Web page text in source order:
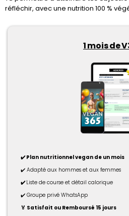
réfléchir, avec une nutrition 100 %
1 mois de
✔️ Plan nutritionnel vegan de un mois
✔️ Adapté aux hommes et aux femmes
✔️Liste de course et détail calorique
✔️ Groupe privé WhatsApp
🏅 Satisfait ou Remboursé 15 jours